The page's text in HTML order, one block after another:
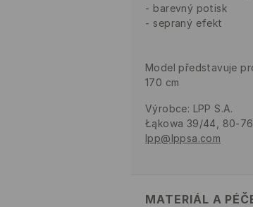
barevný potisk
sepraný efekt
Model představuje
170 cm
Výrobce: LPP S.A.
Łąkowa 39/44, 80-
lpp@lppsa.com
MATERIÁL A